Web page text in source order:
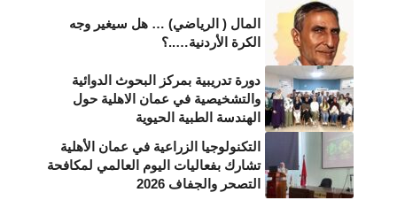
المال ( الرياضي) … هل سيغير وجه
الكرة الأردنية…..؟
دورة تدريبية بمركز البحوث الدوائية
والتشخيصية في عمان الاهلية حول
الهندسة الطبية الحيوية
التكنولوجيا الزراعية في عمان الأهلية
تشارك بفعاليات اليوم العالمي لمكافحة
التصحر والجفاف 2026